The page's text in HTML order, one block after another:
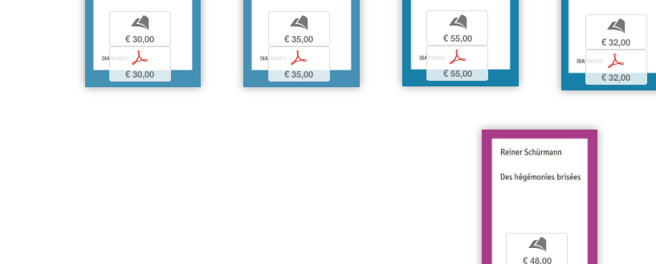
b
€ 30,00
p
€ 30,00
b
€ 35,00
p
€ 35,00
b
€ 55,00
p
€ 55,00
b
€ 32,00
p
€ 32,00
b
€ 48,00